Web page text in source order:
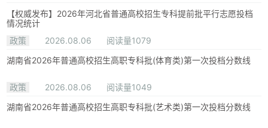
【权威发布】2026年河北省普通高校招生专科提前批平行志愿投档
情况统计
政策
2026.08.06
阅读量1079
湖南省2026年普通高校招生高职专科批(体育类)第一次投档分数线
政策 2026.08.06
阅读量1049
湖南省2026年普通高校招生高职专科批(艺术类)第一次投档分数线